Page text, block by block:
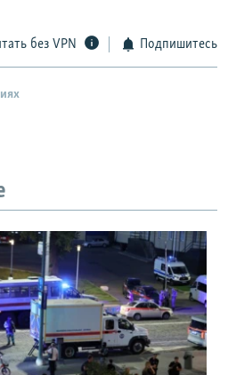
без VPN Подпишитесь